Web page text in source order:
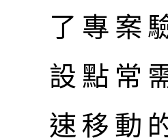
了專案
設點常
速移動